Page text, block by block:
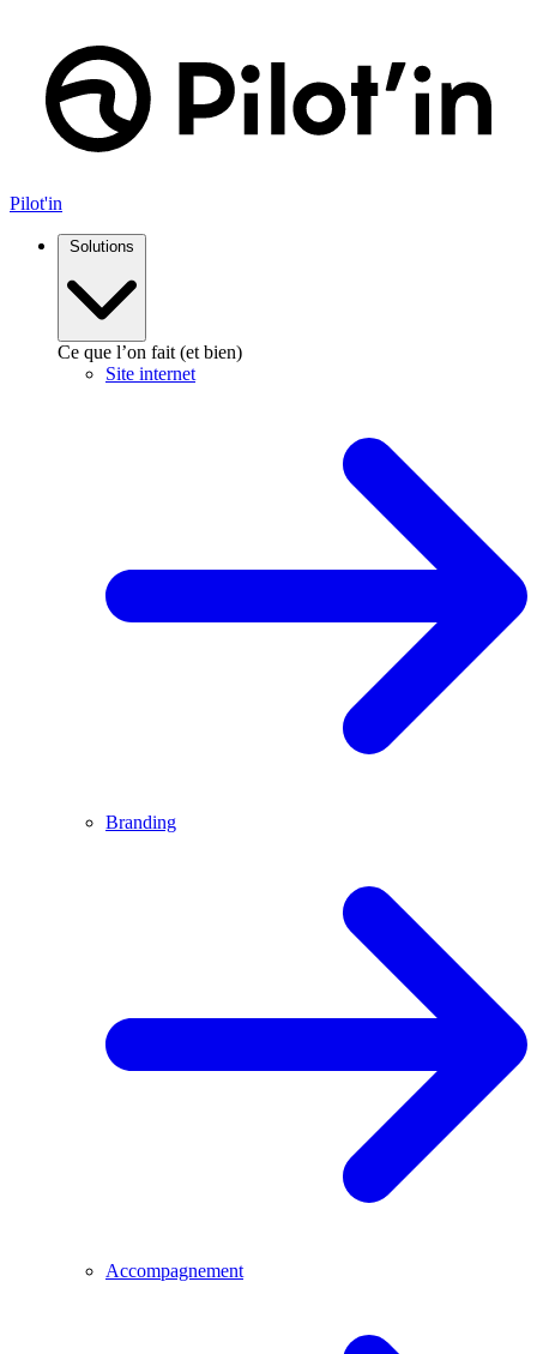
contenu
Pilot'in
Solutions
Ce que l’on fait (et bien)
Site internet
Branding
Accompagnement